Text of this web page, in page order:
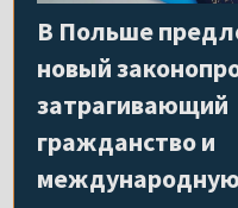
В Польше
новый
затрагивающий
гражданство и